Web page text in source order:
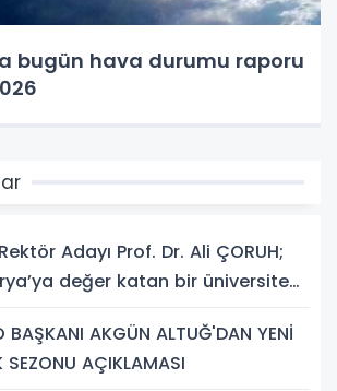
bugün hava durumu raporu
Adayı Prof. Dr. Ali ÇORUH;
değer katan bir üniversite
BAŞKANI AKGÜN ALTUĞ'DAN YENİ
SEZONU AÇIKLAMASI